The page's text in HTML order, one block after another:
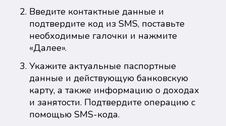
Введите контактные данные и
подтвердите код из SMS, поставьте
необходимые галочки и нажмите
«Далее».
Укажите актуальные паспортные
данные и действующую банковскую
карту, а также информацию о доходах
и занятости. Подтвердите операцию с
помощью SMS-кода.